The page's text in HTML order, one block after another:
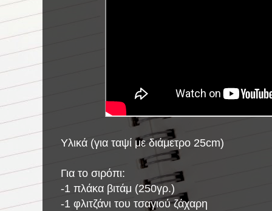
Υλικά (για ταψί με διάμετρο 25cm)
Για το σιρόπι:
-1 πλάκα βιτάμ (250γρ.)
-1 φλιτζάνι του τσαγιού ζάχαρη